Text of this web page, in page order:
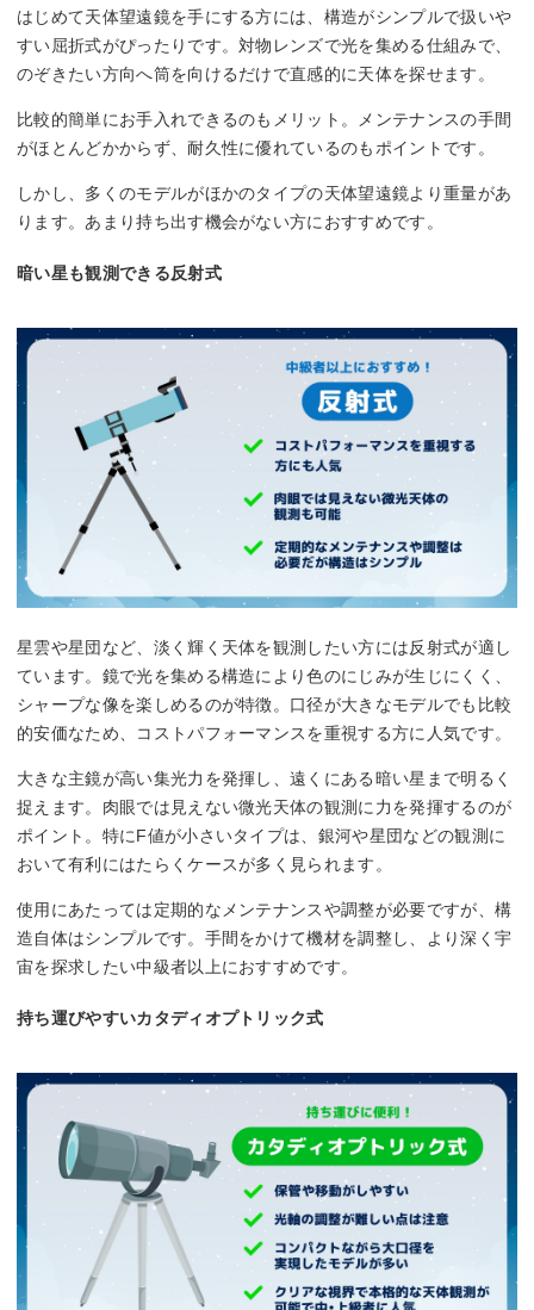
はじめて天体望遠鏡を手にする方には、構造がシンプルで扱いや
すい屈折式がぴったりです。対物レンズで光を集める仕組みで、
のぞきたい方向へ筒を向けるだけで直感的に天体を探せます。
比較的簡単にお手入れできるのもメリット。メンテナンスの手間
がほとんどかからず、耐久性に優れているのもポイントです。
しかし、多くのモデルがほかのタイプの天体望遠鏡より重量があ
ります。あまり持ち出す機会がない方におすすめです。
暗い星も観測できる反射式
星雲や星団など、淡く輝く天体を観測したい方には反射式が適し
ています。鏡で光を集める構造により色のにじみが生じにくく、
シャープな像を楽しめるのが特徴。口径が大きなモデルでも比較
的安価なため、コストパフォーマンスを重視する方に人気です。
大きな主鏡が高い集光力を発揮し、遠くにある暗い星まで明るく
捉えます。肉眼では見えない微光天体の観測に力を発揮するのが
ポイント。特にF値が小さいタイプは、銀河や星団などの観測に
おいて有利にはたらくケースが多く見られます。
使用にあたっては定期的なメンテナンスや調整が必要ですが、構
造自体はシンプルです。手間をかけて機材を調整し、より深く宇
宙を探求したい中級者以上におすすめです。
持ち運びやすいカタディオプトリック式